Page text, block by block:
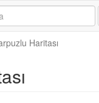
Haritası